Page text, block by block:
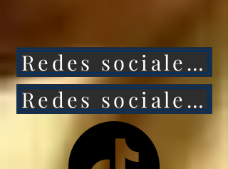
Unidos caerá aún más
rápido.
NO HAY MANERA de
que Estados Unidos
Redes sociales 1
Redes sociales 2